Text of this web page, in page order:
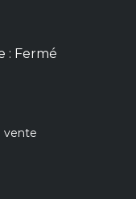
: Fermé
vente